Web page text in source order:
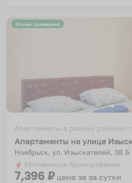
Жильё проверено
Апартаменты в разных районах
Апартаменты на улице
Ноябрьск, ул. Изыскателей, 38 Б
Мгновенное бронирование
7,396 ₽ цена за за сутки